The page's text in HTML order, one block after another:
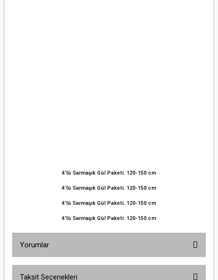
4'lü Sarmaşık Gül Paketi. 120-150 cm
4'lü Sarmaşık Gül Paketi. 120-150 cm
4'lü Sarmaşık Gül Paketi. 120-150 cm
4'lü Sarmaşık Gül Paketi. 120-150 cm
Yorumlar
Taksit Seçenekleri